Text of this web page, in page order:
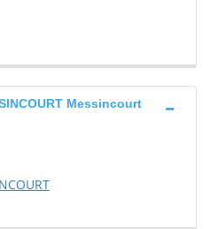
Messincourt